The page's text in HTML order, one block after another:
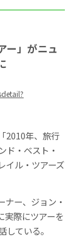
ー」がニュ
2010年、旅行
ド・ベスト・
イル・ツアーズ
ナー、ジョン・
実際にツアーを
ている。